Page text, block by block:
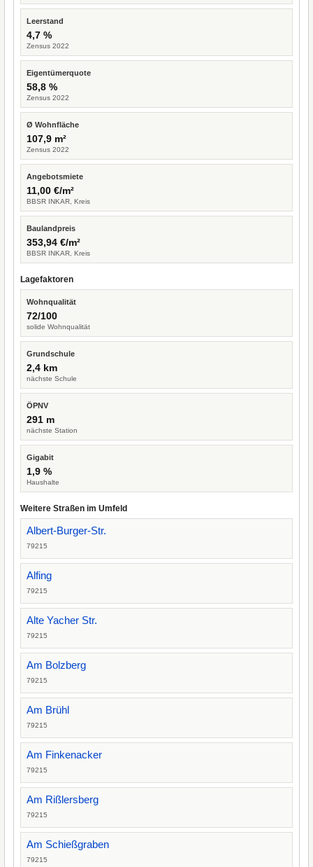
Leerstand
4,7 %
Zensus 2022
Eigentümerquote
58,8 %
Zensus 2022
Ø Wohnfläche
107,9 m²
Zensus 2022
Angebotsmiete
11,00 €/m²
BBSR INKAR, Kreis
Baulandpreis
353,94 €/m²
BBSR INKAR, Kreis
Lagefaktoren
Wohnqualität
72/100
solide Wohnqualität
Grundschule
2,4 km
nächste Schule
ÖPNV
291 m
nächste Station
Gigabit
1,9 %
Haushalte
Weitere Straßen im Umfeld
Albert-Burger-Str.
79215
Alfing
79215
Alte Yacher Str.
79215
Am Bolzberg
79215
Am Brühl
79215
Am Finkenacker
79215
Am Rißlersberg
79215
Am Schießgraben
79215